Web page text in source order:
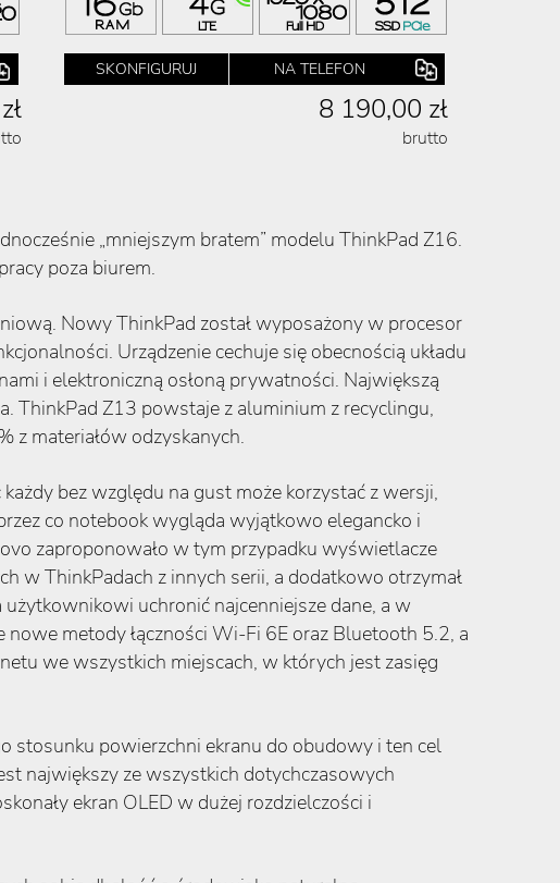
SKONFIGURUJ NA TELEFON
8 190,00 zł
brutto
„mniejszym bratem” modelu ThinkPad Z16.
poza biurem.
Nowy ThinkPad został wyposażony w procesor
Urządzenie cechuje się obecnością układu
i elektroniczną osłoną prywatności. Największą
ThinkPad Z13 powstaje z aluminium z recyclingu,
z materiałów odzyskanych.
bez względu na gust może korzystać z wersji,
co notebook wygląda wyjątkowo elegancko i
zaproponowało w tym przypadku wyświetlacze
w ThinkPadach z innych serii, a dodatkowo otrzymał
uchronić najcenniejsze dane, a w
metody łączności Wi-Fi 6E oraz Bluetooth 5.2, a
we wszystkich miejscach, w których jest zasięg
stosunku powierzchni ekranu do obudowy i ten cel
największy ze wszystkich dotychczasowych
ekran OLED w dużej rozdzielczości i